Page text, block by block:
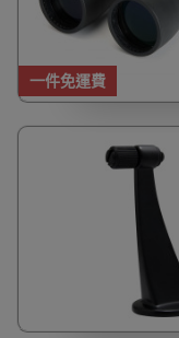
一件免運費